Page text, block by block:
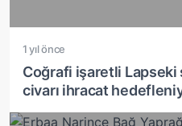
1 yıl önce
Coğrafi işaretli
civarı ihracat